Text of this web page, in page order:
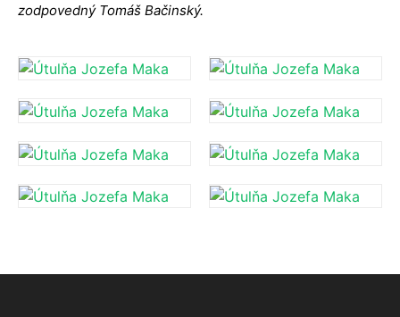
zodpovedný Tomáš Bačinský.